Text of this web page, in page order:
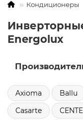
Кондиционеры
Energolux
Axioma Ballu
Casarte